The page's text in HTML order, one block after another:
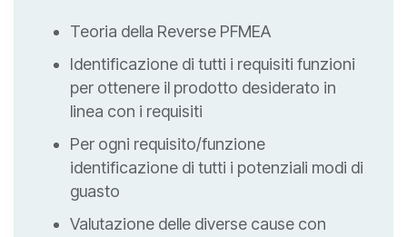
Teoria della Reverse PFMEA
Identificazione di tutti i requisiti funzioni
per ottenere il prodotto desiderato in
linea con i requisiti
Per ogni requisito/funzione
identificazione di tutti i potenziali modi di
guasto
Valutazione delle diverse cause con